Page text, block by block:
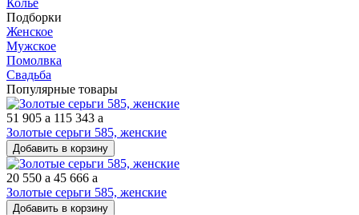
Колье
Подборки
Женское
Мужское
Помолвка
Свадьба
Популярные товары
51 905 a 115 343 a
Золотые серьги 585, женские
Добавить в корзину
20 550 a 45 666 a
Золотые серьги 585, женские
Добавить в корзину